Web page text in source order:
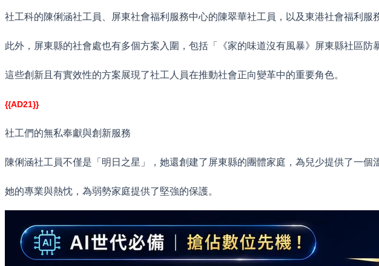
社工科的陳俐涵社工員、屏東社會福利服務中心的陳翠華社工員，以及東港社會福利服
此外，屏東縣的社會處也有多個方案入圍，包括「《家的味道沒有風暴》屏東縣社區防
這些創新且有實效性的方案展現了社工人員在推動社會正向變革中的重要角色。
{{AD21}}
社工們的無私奉獻與創新服務
陳俐涵社工員不僅是「明日之星」，她還創建了屏東縣的團體家庭，為兒少提供了一個
她的專業與熱忱，為弱勢家庭提供了堅強的保護。